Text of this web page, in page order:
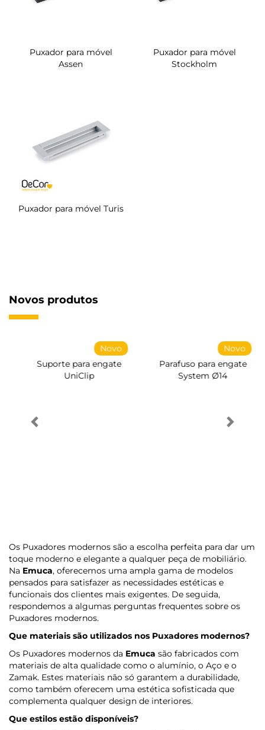
Puxador para móvel
Assen
Puxador para móvel
Stockholm
Puxador para móvel Turis
Novos produtos
Novo Novo
Os Puxadores modernos são a escolha perfeita para dar um
toque moderno e elegante a qualquer peça de mobiliário.
Na Emuca, oferecemos uma ampla gama de modelos
pensados para satisfazer as necessidades estéticas e
funcionais dos clientes mais exigentes. De seguida,
respondemos a algumas perguntas frequentes sobre os
Puxadores modernos.
Que materiais são utilizados nos Puxadores modernos?
Os Puxadores modernos da Emuca são fabricados com
materiais de alta qualidade como o alumínio, o Aço e o
Zamak. Estes materiais não só garantem a durabilidade,
como também oferecem uma estética sofisticada que
complementa qualquer design de interiores.
Que estilos estão disponíveis?